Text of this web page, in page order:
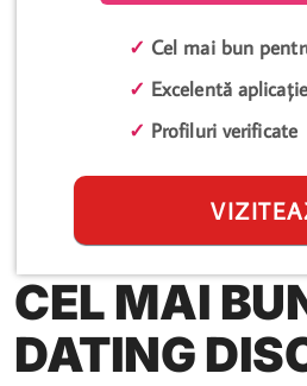
✓ Cel mai bun
✓ Excelentă
✓ Profiluri verificate
CEL MAI
DATING